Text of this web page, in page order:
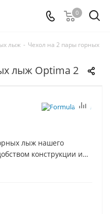
0
лыж - Чехол на 2 пары горных
лыж Optima 2
лыж нашего
конструкции и
специальной